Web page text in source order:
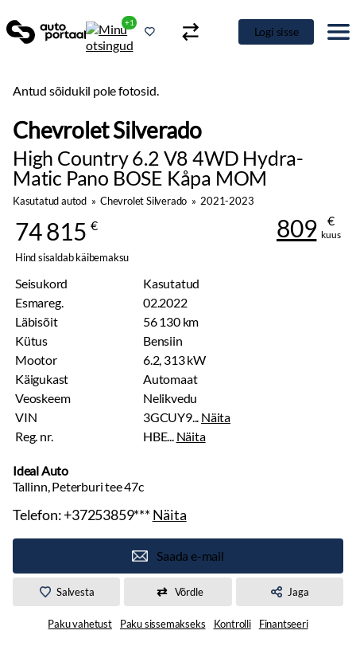
+1
Logi sisse
Antud sõidukil pole fotosid.
Chevrolet Silverado
High Country 6.2 V8 4WD Hydra-
Matic Pano BOSE Kåpa MOM
Kasutatud autod »Chevrolet Silverado » 2021-2023
74 815 € 809 €
kuus
Hind sisaldab käibemaksu
Seisukord
Kasutatud
Esmareg.
02.2022
Läbisõit
56 130 km
Kütus
Bensiin
Mootor
6.2, 313 kW
Käigukast
Automaat
Veoskeem
Nelikvedu
VIN
3GCUY9... Näita
Reg. nr.
HBE... Näita
Ideal Auto
Tallinn, Peterburi tee 47c
Telefon:+37253859***Näita
Saada e-mail
Salvesta Võrdle Jaga
Paku vahetust Paku sissemakseks Kontrolli Finantseeri